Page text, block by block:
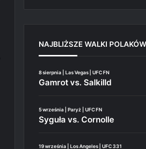
NAJBLIŻSZE WALKI
8 sierpnia | Las Vegas | UFC FN
Gamrot vs. Salkilld
5 września | Paryż | UFC FN
Syguła vs. Cornolle
19 września | Los Angeles | UFC 331